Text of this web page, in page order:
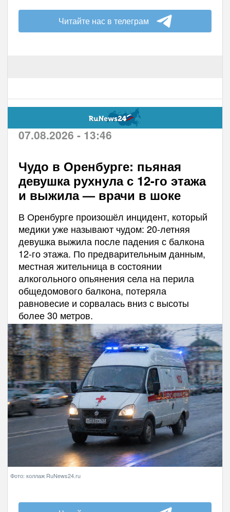
Читайте нас в телеграм
07.08.2026 - 13:46
Чудо в Оренбурге: пьяная
девушка рухнула с 12-го этажа
и выжила — врачи в шоке
В Оренбурге произошёл инцидент, который
медики уже называют чудом: 20-летняя
девушка выжила после падения с балкона
12-го этажа. По предварительным данным,
местная жительница в состоянии
алкогольного опьянения села на перила
общедомового балкона, потеряла
равновесие и сорвалась вниз с высоты
более 30 метров.
Фото: коллаж RuNews24.ru